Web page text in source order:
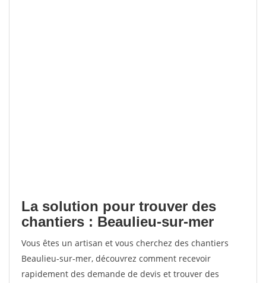
La solution pour trouver des
chantiers : Beaulieu-sur-mer
Vous êtes un artisan et vous cherchez des chantiers
Beaulieu-sur-mer, découvrez comment recevoir
rapidement des demande de devis et trouver des